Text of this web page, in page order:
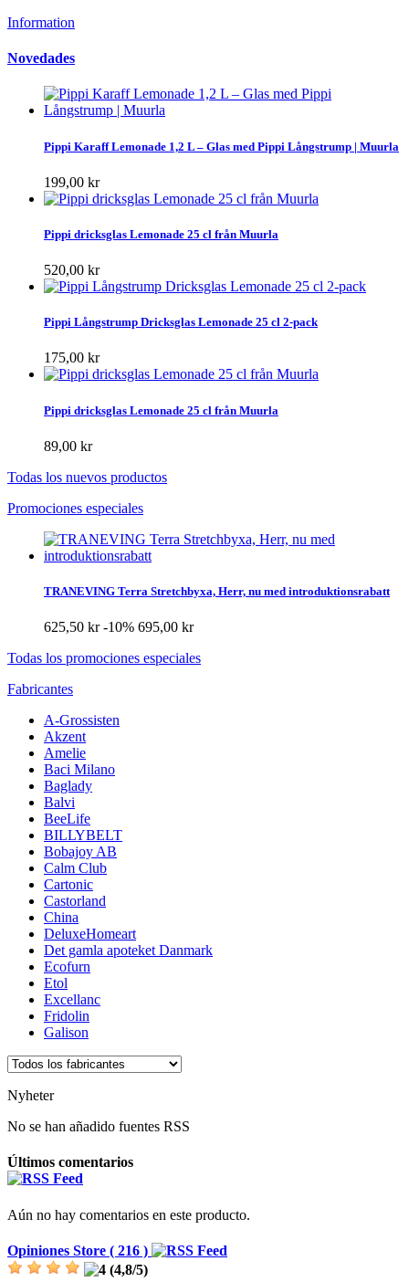
Information
Novedades
Pippi Karaff Lemonade 1,2 L – Glas med Pippi Långstrump | Muurla
199,00 kr
Pippi dricksglas Lemonade 25 cl från Muurla
520,00 kr
Pippi Långstrump Dricksglas Lemonade 25 cl 2-pack
175,00 kr
Pippi dricksglas Lemonade 25 cl från Muurla
89,00 kr
Todas los nuevos productos
Promociones especiales
TRANEVING Terra Stretchbyxa, Herr, nu med introduktionsrabatt
625,50 kr-10% 695,00 kr
Todas los promociones especiales
Fabricantes
A-Grossisten
Akzent
Amelie
Baci Milano
Baglady
Balvi
BeeLife
BILLYBELT
Bobajoy AB
Calm Club
Cartonic
Castorland
China
DeluxeHomeart
Det gamla apoteket Danmark
Ecofurn
Etol
Excellanc
Fridolin
Galison
Nyheter
No se han añadido fuentes RSS
Últimos comentarios
Aún no hay comentarios en este producto.
Opiniones Store ( 216 )
(4,8/5)